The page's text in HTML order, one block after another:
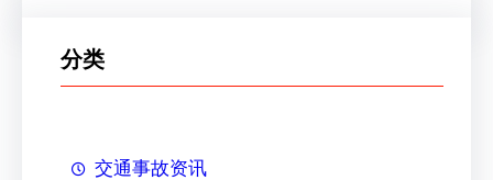
分类
交通事故资讯